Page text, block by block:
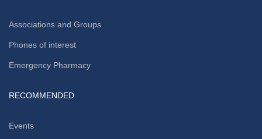
Associations and Groups
Phones of interest
Emergency Pharmacy
RECOMMENDED
Events